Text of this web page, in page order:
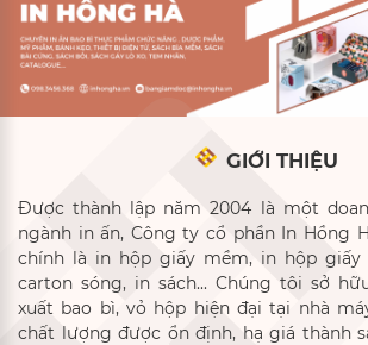
GIỚI THIỆU
Được thành lập năm 2004 là một
ngành in ấn, Công ty cổ phần In Hồng
chính là in hộp giấy mềm, in hộp
carton sóng, in sách... Chúng tôi sở
xuất bao bì, vỏ hộp hiện đại tại nhà
chất lượng được ổn định, hạ giá thành